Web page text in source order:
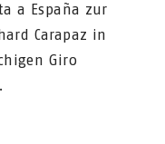
a España zur
Carapaz in
Giro